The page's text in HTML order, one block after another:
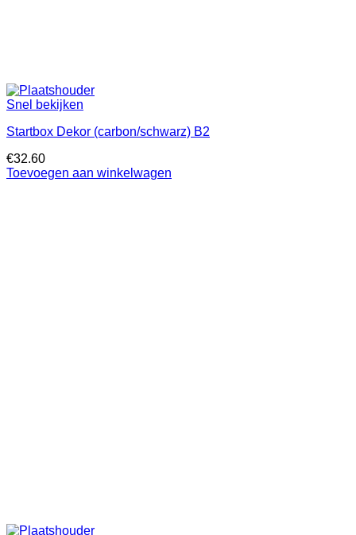
Snel bekijken
Startbox Dekor (carbon/schwarz) B2
€32.60
Toevoegen aan winkelwagen